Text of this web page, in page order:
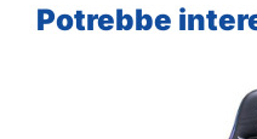
Potrebbe